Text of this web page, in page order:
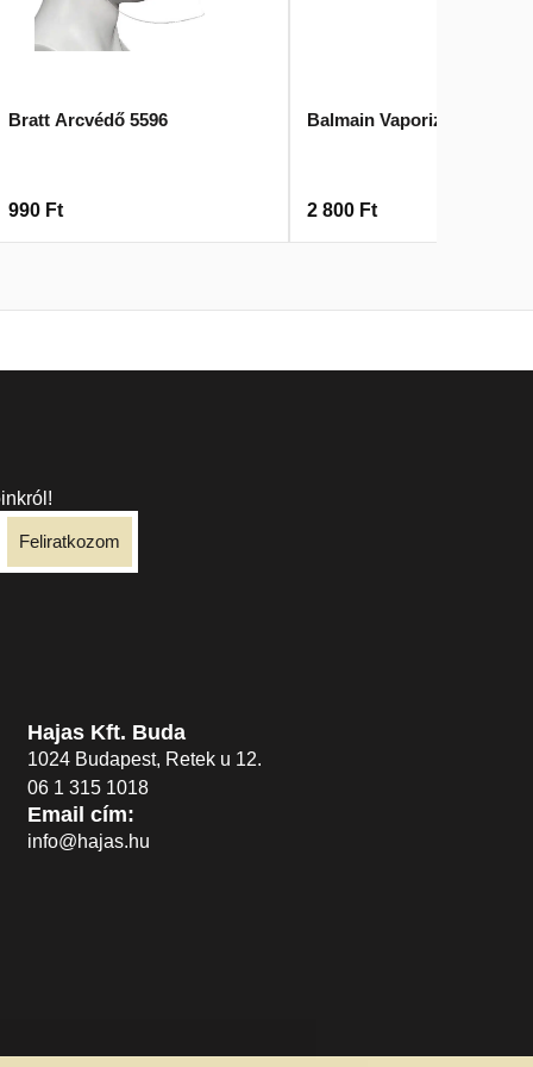
Bratt Arcvédő 5596
990 Ft
Balmain Vaporizer Pumpa
2 800 Ft
Feliratkozom
Hajas Kft. Buda
1024 Budapest, Retek u 12.
06 1 315 1018
Email cím:
info@hajas.hu